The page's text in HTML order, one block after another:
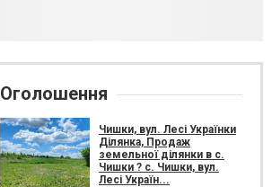
Оголошення
Чишки, вул. Лесі Українки
Ділянка, Продаж
земельної ділянки в с.
Чишки ? с. Чишки, вул.
Лесі Україн...